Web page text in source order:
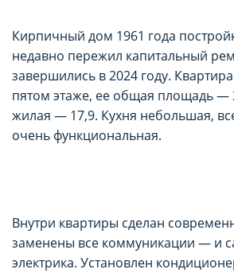
Кирпичный дом 1961 года
недавно пережил капитальный
завершились в 2024 году.
пятом этаже, ее общая площадь —
жилая — 17,9. Кухня небольшая,
очень функциональная.
Внутри квартиры сделан
заменены все коммуникации — и
электрика. Установлен